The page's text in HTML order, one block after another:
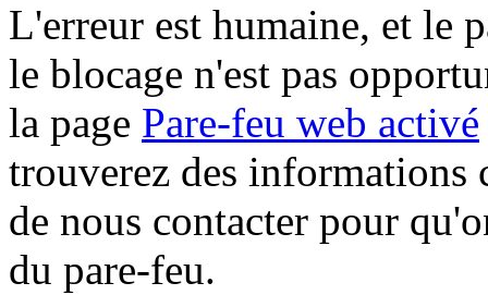
L'erreur est humaine, et le
le blocage n'est pas
la page Pare-feu web activé
trouverez des informations
de nous contacter pour
du pare-feu.